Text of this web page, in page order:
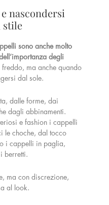
nascondersi
stile
sono anche molto
degli
ma anche quando
dal sole.
dalle forme, dai
dagli abbinamenti.
e fashion i cappelli
le choche, dal tocco
i cappelli in paglia,
berretti.
ma con discrezione,
al look.